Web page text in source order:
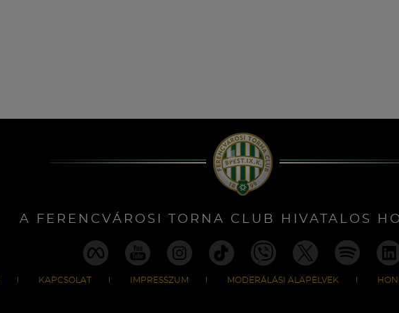
A FERENCVÁROSI TORNA CLUB HIVATALOS
KAPCSOLAT IMPRESSZUM MODERÁLÁSI ALAPELVEK